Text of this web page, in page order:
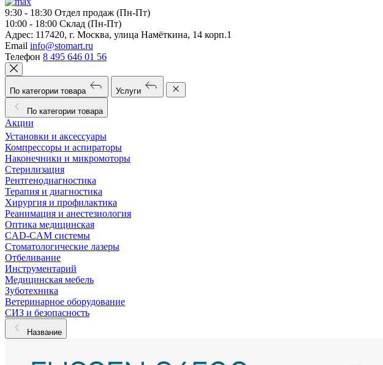
9:30 - 18:30 Отдел продаж (Пн-Пт)
10:00 - 18:00 Склад (Пн-Пт)
Адрес: 117420, г. Москва, улица Намёткина, 14 корп.1
Email info@stomart.ru
Телефон 8 495 646 01 56
По категории товара Услуги
По категории товара
Акции
Установки и аксессуары
Компрессоры и аспираторы
Наконечники и микромоторы
Стерилизация
Рентгенодиагностика
Терапия и диагностика
Хирургия и профилактика
Реанимация и анестезиология
Оптика медицинская
CAD-CAM системы
Стоматологические лазеры
Отбеливание
Инструментарий
Медицинская мебель
Зуботехника
Ветеринарное оборудование
СИЗ и безопасность
Название